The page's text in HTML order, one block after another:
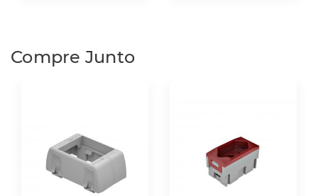
Compre Junto